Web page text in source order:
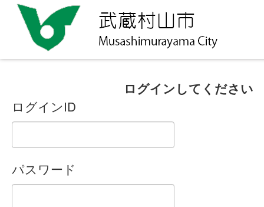
ログインしてください
ログインID
パスワード